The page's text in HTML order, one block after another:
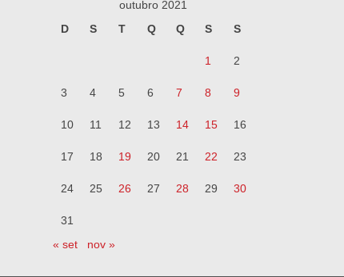
outubro 2021
D
S T Q Q S S
1 2
3 4 5 6 7 8 9
10 11 12 13 14 15 16
17 18 19 20 21 22 23
24 25 26 27 28 29 30
31
« set
nov »